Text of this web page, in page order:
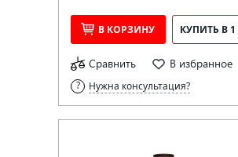
В КОРЗИНУ КУПИТЬ В
Сравнить В избранное
Нужна консультация?